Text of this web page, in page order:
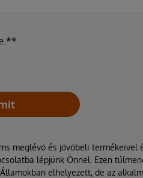
meglévő és jövőbeli termékeivel
lépjünk Önnel. Ezen
elhelyezett, de az